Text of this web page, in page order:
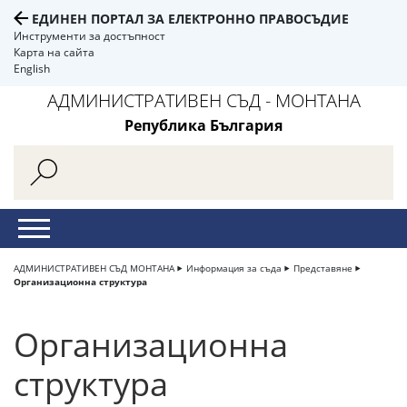
ЕДИНЕН ПОРТАЛ ЗА ЕЛЕКТРОННО ПРАВОСЪДИЕ
Инструменти за достъпност
Карта на сайта
English
АДМИНИСТРАТИВЕН СЪД - МОНТАНА
Република България
АДМИНИСТРАТИВЕН СЪД МОНТАНА Информация за съда
Представяне
Организационна структура
Организационна
структура